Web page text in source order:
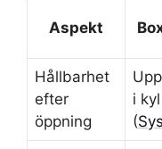
Aspekt
Hållbarhet
efter
öppning
i kyl
(